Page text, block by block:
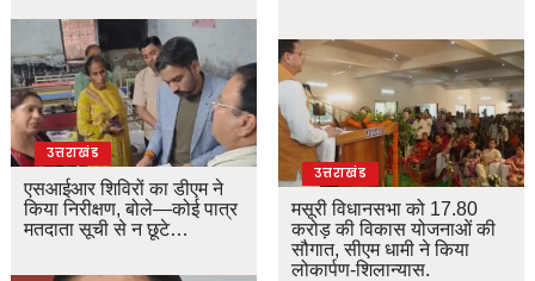
उत्तराखंड
एसआईआर शिविरों का डीएम ने
किया निरीक्षण, बोले—कोई पात्र
मतदाता सूची से न छूटे…
उत्तराखंड
मसूरी विधानसभा को 17.80
करोड़ की विकास योजनाओं की
सौगात, सीएम धामी ने किया
लोकार्पण-शिलान्यास.